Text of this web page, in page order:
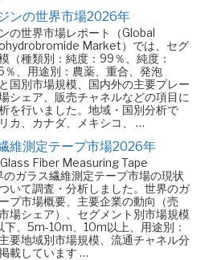
ンの世界市場2026年
の世界市場レポート（Global
Market）では、セグ
（種類別：純度：99％、純度：
、用途別：農薬、重合、発泡
国別市場規模、国内外の主要プレー
シェア、販売チャネルなどの項目に
を行いました。地域・国別分析で
カ、カナダ、メキシコ、 …
維測定テープ市場2026年
Fiber Measuring Tape
ガラス繊維測定テープ市場の現状
いて調査・分析しました。世界のガ
プ市場概要、主要企業の動向（売
場シェア）、セグメント別市場規模
下、5m-10m、10m以上、用途別：
要地域別市場規模、流通チャネル分
載しています …